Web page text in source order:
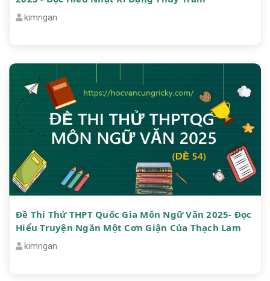
kimngan
Đề Thi Thử THPT Quốc Gia Môn Ngữ Văn 2025- Đọc
Hiểu Truyện Ngắn Một Cơn Giận Của Thạch Lam
kimngan